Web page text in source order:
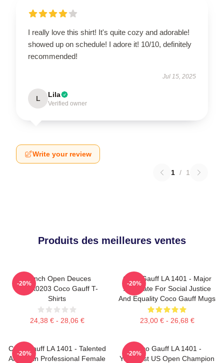
I really love this shirt! It's quite cozy and adorable!
showed up on schedule! I adore it! 10/10, definitely
recommended!
Jul 15, 2025
L Lila
Verified owner
Write your review
1 / 1
Produits des meilleures ventes
French Open Deuces
DTNK0203 Coco Gauff T-
Shirts
24,38 € - 28,06 €
-20%
Coco Gauff LA 1401 - Major
Advocate For Social Justice
And Equality Coco Gauff Mugs
23,00 € - 26,68 €
-20%
Coco Gauff LA 1401 - Talented
American Professional Female
-20%
Coco Gauff LA 1401 -
Youngest US Open Champion
-20%